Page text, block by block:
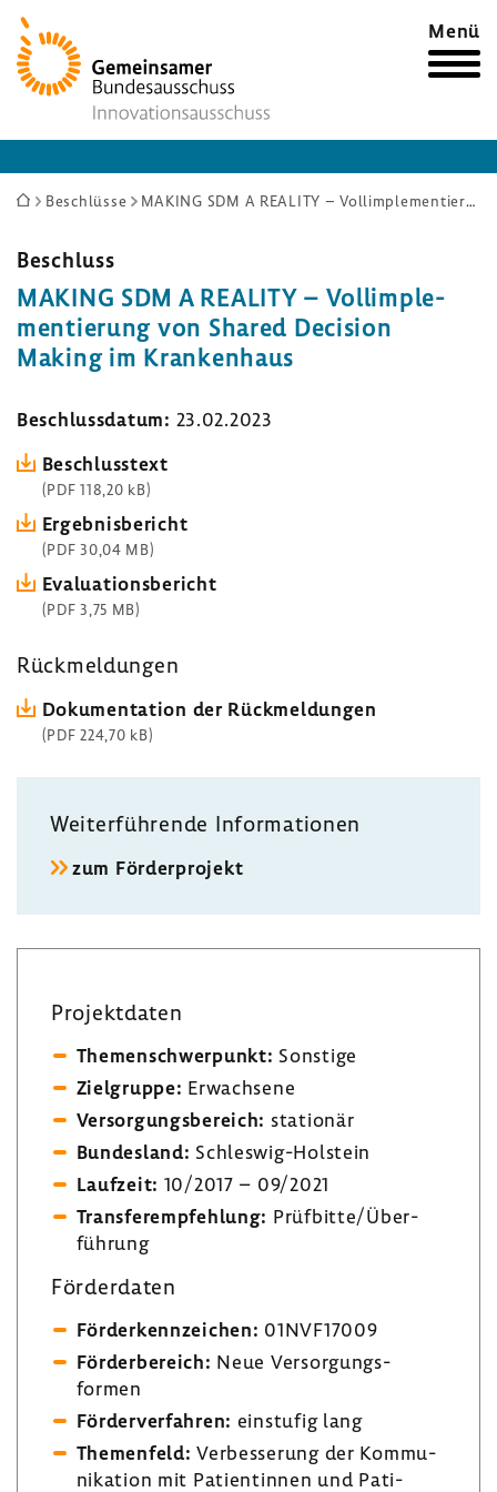
Zur
Startseite
Menü
Sie
hier:
Beschlüsse MAKING SDM A REALITY – Vollimplementierung von Shared Decision Making im Krankenhaus
Beschluss
MAKING SDM A REALITY – Voll­im­ple­
men­tie­rung von Shared Decision
Making im Kran­ken­haus
Beschluss­datum: 23.02.2023
Beschluss­text
(PDF 118,20 kB)
Ergeb­nis­be­richt
(PDF 30,04 MB)
Evalua­ti­ons­be­richt
(PDF 3,75 MB)
Rück­mel­dungen
Doku­men­ta­tion der Rück­mel­dungen
(PDF 224,70 kB)
Weiter­füh­rende Infor­ma­tionen
zum Förder­pro­jekt
Projekt­daten
Themen­schwer­punkt: Sons­tige
Ziel­gruppe: Erwach­sene
Versor­gungs­be­reich: stationär
Bundes­land: Schleswig-​Holstein
Lauf­zeit: 10/2017 – 09/2021
Trans­fer­emp­feh­lung: Prüf­bitte/Über­
füh­rung
Förder­daten
Förder­kenn­zei­chen: 01NVF17009
Förder­be­reich: Neue Versor­gungs­
formen
Förder­ver­fahren: einstufig lang
Themen­feld: Verbes­se­rung der Kommu­
ni­ka­tion mit Pati­en­tinnen und Pati­